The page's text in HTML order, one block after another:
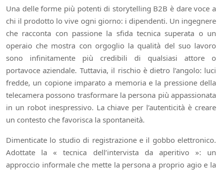
Una delle forme più potenti di storytelling B2B è dare voce a
chi il prodotto lo vive ogni giorno: i dipendenti. Un ingegnere
che racconta con passione la sfida tecnica superata o un
operaio che mostra con orgoglio la qualità del suo lavoro
sono infinitamente più credibili di qualsiasi attore o
portavoce aziendale. Tuttavia, il rischio è dietro l’angolo: luci
fredde, un copione imparato a memoria e la pressione della
telecamera possono trasformare la persona più appassionata
in un robot inespressivo. La chiave per l’autenticità è creare
un contesto che favorisca la spontaneità.
Dimenticate lo studio di registrazione e il gobbo elettronico.
Adottate la « tecnica dell’intervista da aperitivo »: un
approccio informale che mette la persona a proprio agio e la